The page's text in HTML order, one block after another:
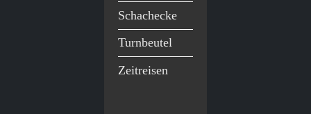
Schachecke
Turnbeutel
Zeitreisen